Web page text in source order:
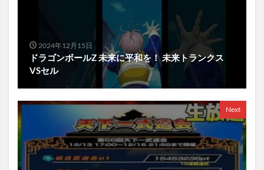
2024年12月15日
ドラゴンボールZ 未来に平和を！ 未来トランクス
VSセル
Next